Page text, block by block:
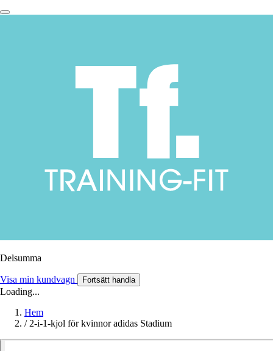
Delsumma
Visa min kundvagn Fortsätt handla
Loading...
Hem
/ 2-i-1-kjol för kvinnor adidas Stadium